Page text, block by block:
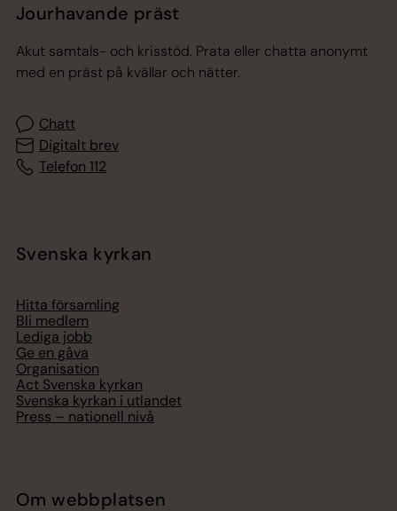
Jourhavande präst
Akut samtals- och krisstöd. Prata eller chatta anonymt
med en präst på kvällar och nätter.
Chatt
Digitalt brev
Telefon 112
Svenska kyrkan
Hitta församling
Bli medlem
Lediga jobb
Ge en gåva
Organisation
Act Svenska kyrkan
Svenska kyrkan i utlandet
Press – nationell nivå
Om webbplatsen